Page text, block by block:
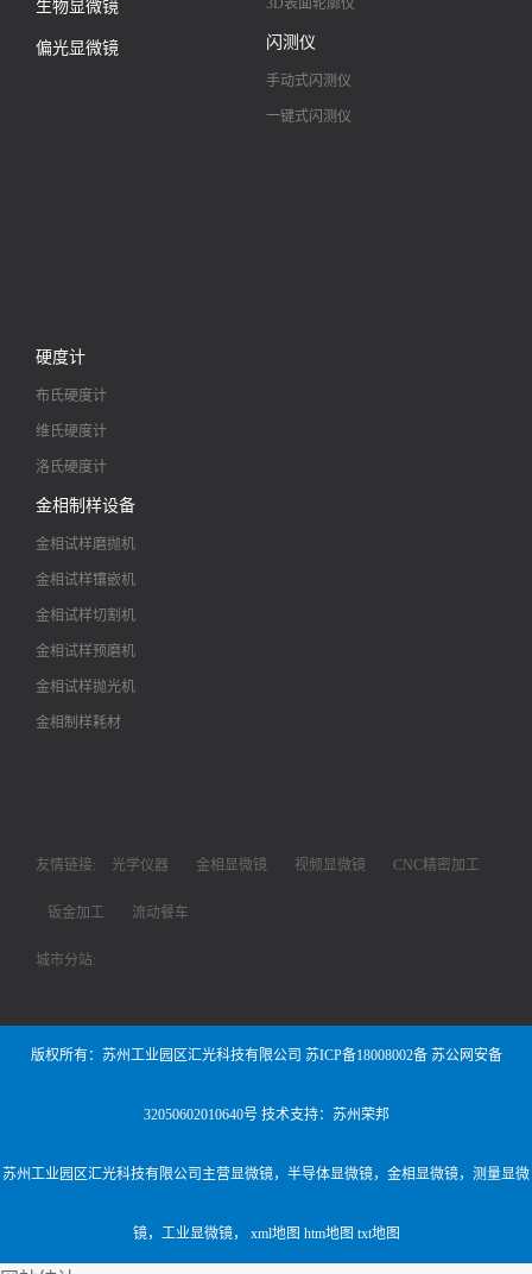
生物显微镜
偏光显微镜 闪测仪
手动式闪测仪
一键式闪测仪
硬度计
布氏硬度计
维氏硬度计
洛氏硬度计
金相制样设备
金相试样磨抛机
金相试样镶嵌机
金相试样切割机
金相试样预磨机
金相试样抛光机
金相制样耗材
友情链接: 光学仪器 金相显微镜 视频显微镜 CNC精密加工
钣金加工 流动餐车
城市分站:
版权所有：苏州工业园区汇光科技有限公司 苏ICP备18008002备 苏公网安备
32050602010640号 技术支持：苏州荣邦
苏州工业园区汇光科技有限公司主营显微镜， 半导体显微镜， 金相显微镜， 测量显微
镜， 工业显微镜， xml地图 htm地图 txt地图